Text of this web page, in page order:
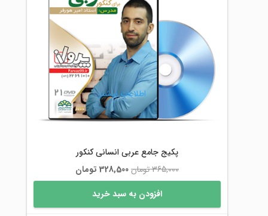
اطلاعات بیشتر
پکیج جامع عربی انسانی کنکور
365,000تومانقیمت
اصلی
365,000 تومان
بود.
328,500 تومان
فعلی
است.
افزودن به سبد خرید